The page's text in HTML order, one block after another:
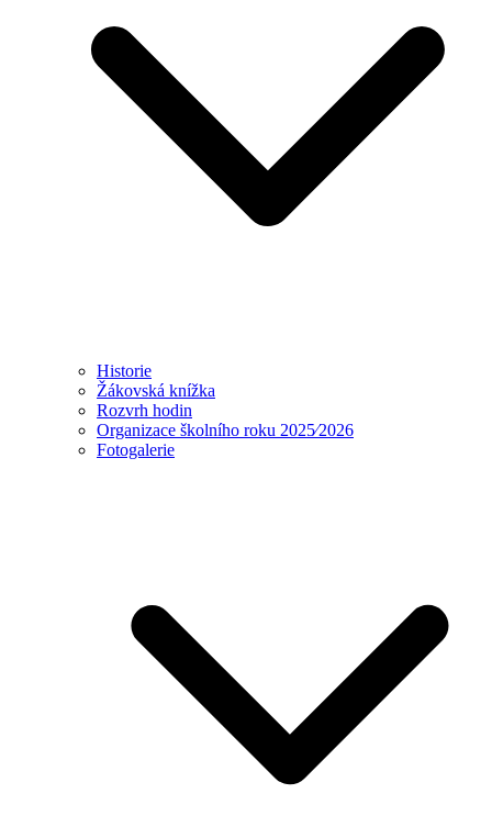
Historie
Žákovská knížka
Rozvrh hodin
Organizace školního roku 2025⁄2026
Fotogalerie